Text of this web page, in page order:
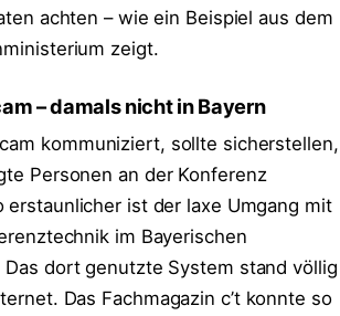
achten – wie ein Beispiel aus dem
zeigt.
– damals nicht in Bayern
kommuniziert, sollte sicherstellen,
Personen an der Konferenz
erstaunlicher ist der laxe Umgang mit
im Bayerischen
dort genutzte System stand völlig
Das Fachmagazin c’t konnte so